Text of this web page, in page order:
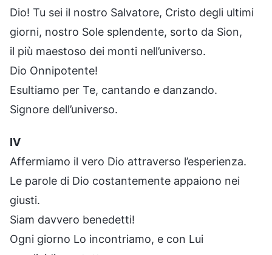
Dio! Tu sei il nostro Salvatore, Cristo degli ultimi
giorni, nostro Sole splendente, sorto da Sion,
il più maestoso dei monti nell’universo.
Dio Onnipotente!
Esultiamo per Te, cantando e danzando.
Signore dell’universo.
IV
Affermiamo il vero Dio attraverso l’esperienza.
Le parole di Dio costantemente appaiono nei
giusti.
Siam davvero benedetti!
Ogni giorno Lo incontriamo, e con Lui